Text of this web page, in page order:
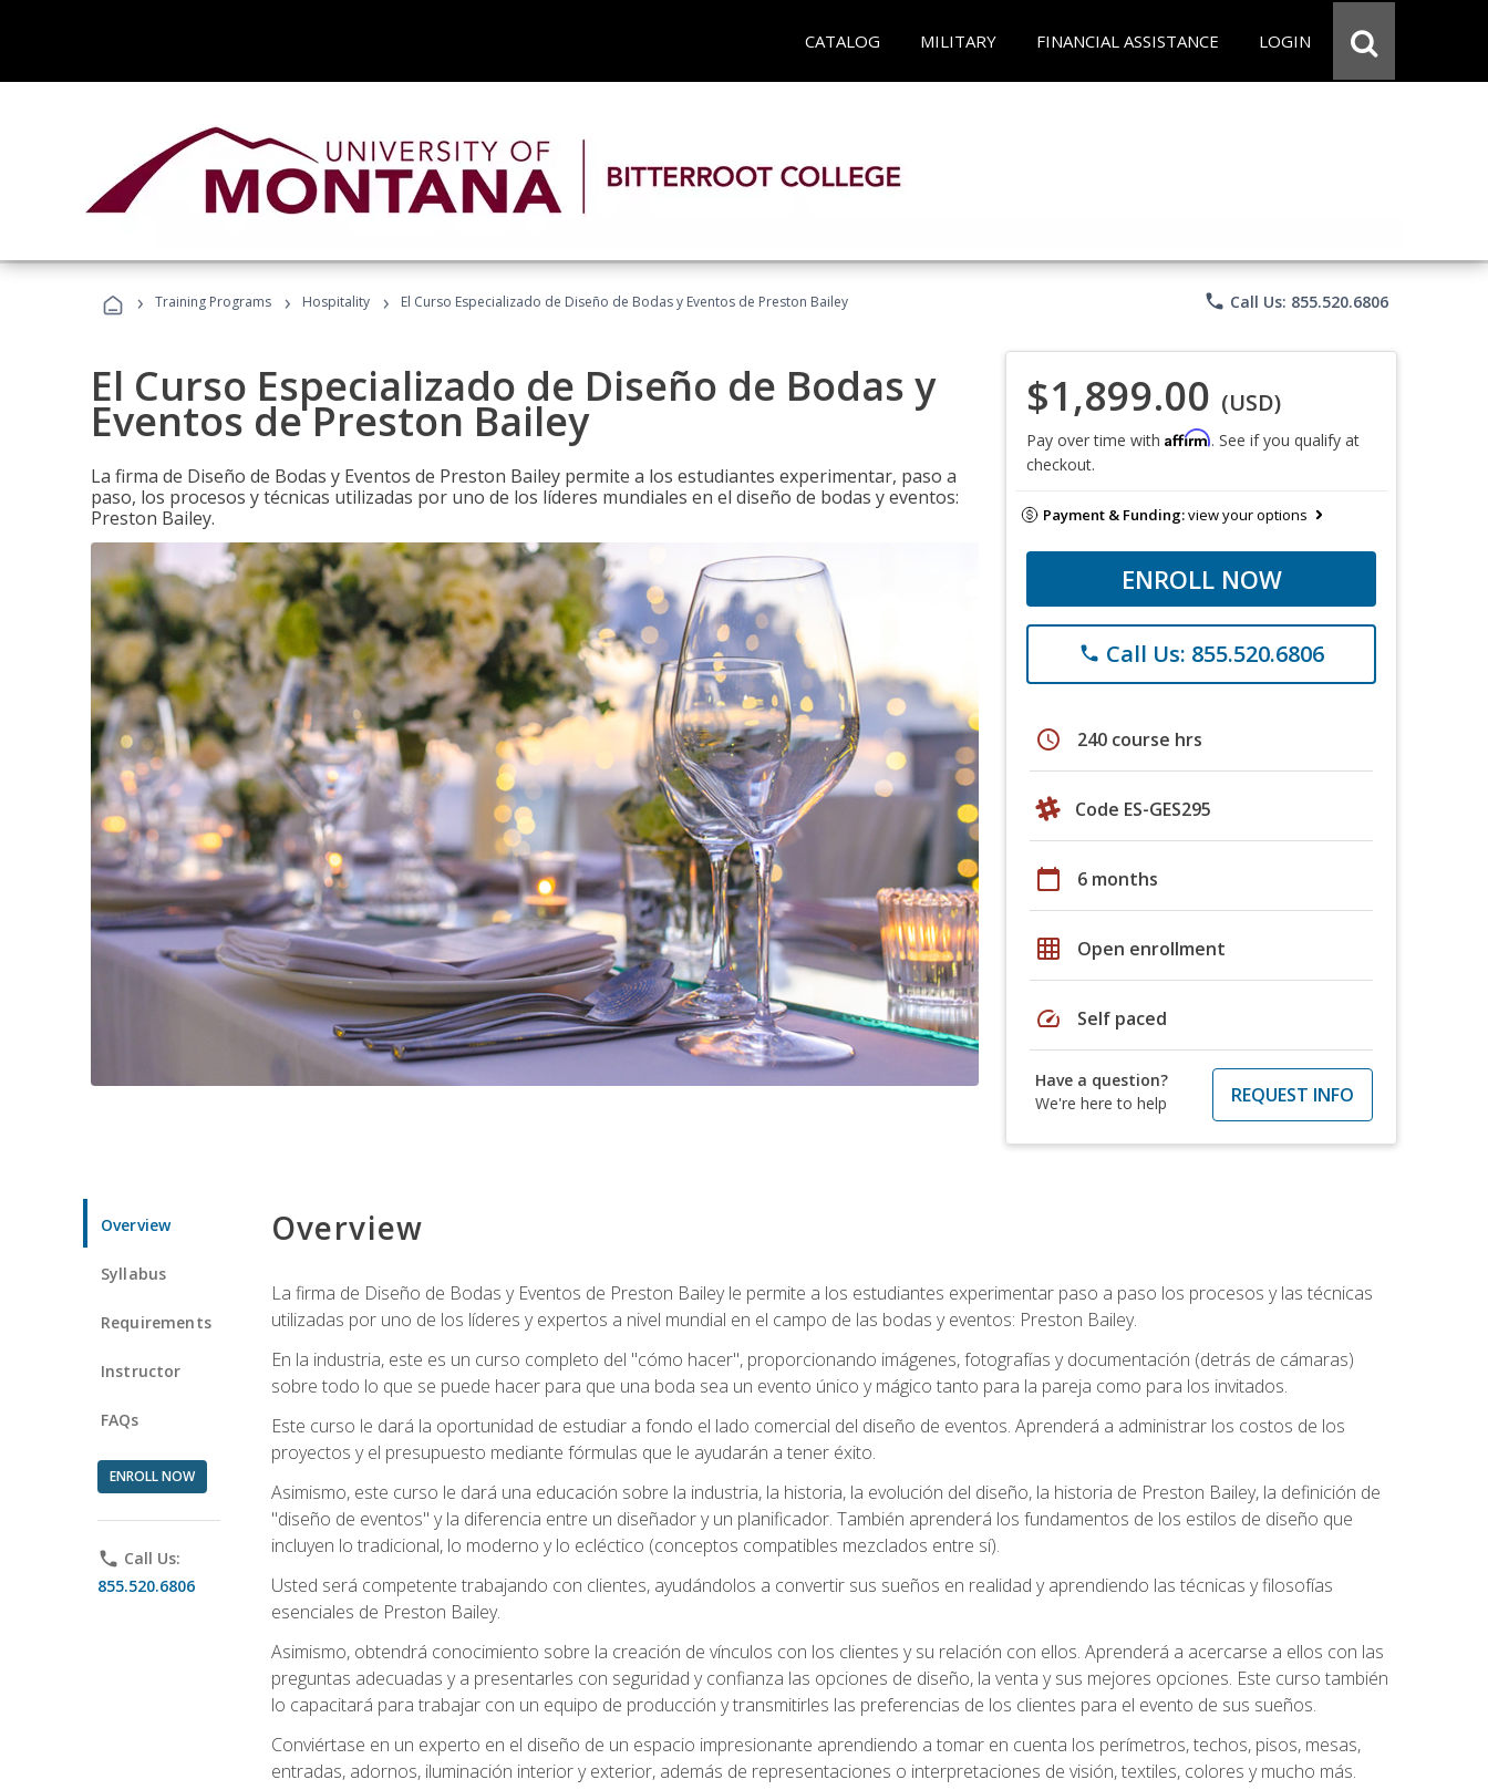
CATALOG MILITARY FINANCIAL ASSISTANCE LOGIN
› Training Programs › Hospitality › El Curso Especializado de Diseño de Bodas y Eventos de Preston Bailey phone Call Us: 855.520.6806
El Curso Especializado de Diseño de Bodas y
Eventos de Preston Bailey
La firma de Diseño de Bodas y Eventos de Preston Bailey permite a los estudiantes experimentar, paso a
paso, los procesos y técnicas utilizadas por uno de los líderes mundiales en el diseño de bodas y eventos:
Preston Bailey.
$1,899.00 (USD)
Pay over time with Affirm. See if you qualify at
checkout.
Payment & Funding:view your options
ENROLL NOW
phone Call Us: 855.520.6806
schedule 240 course hrs
Code ES-GES295
calendar_today 6 months
grid_on Open enrollment
speed Self paced
Have a question?
We're here to help
REQUEST INFO
Overview
Syllabus
Requirements
Instructor
FAQs
ENROLL NOW
phone Call Us:
855.520.6806
Overview
La firma de Diseño de Bodas y Eventos de Preston Bailey le permite a los estudiantes experimentar paso a paso los procesos y las técnicas
utilizadas por uno de los líderes y expertos a nivel mundial en el campo de las bodas y eventos: Preston Bailey.
En la industria, este es un curso completo del "cómo hacer", proporcionando imágenes, fotografías y documentación (detrás de cámaras)
sobre todo lo que se puede hacer para que una boda sea un evento único y mágico tanto para la pareja como para los invitados.
Este curso le dará la oportunidad de estudiar a fondo el lado comercial del diseño de eventos. Aprenderá a administrar los costos de los
proyectos y el presupuesto mediante fórmulas que le ayudarán a tener éxito.
Asimismo, este curso le dará una educación sobre la industria, la historia, la evolución del diseño, la historia de Preston Bailey, la definición de
"diseño de eventos" y la diferencia entre un diseñador y un planificador. También aprenderá los fundamentos de los estilos de diseño que
incluyen lo tradicional, lo moderno y lo ecléctico (conceptos compatibles mezclados entre sí).
Usted será competente trabajando con clientes, ayudándolos a convertir sus sueños en realidad y aprendiendo las técnicas y filosofías
esenciales de Preston Bailey.
Asimismo, obtendrá conocimiento sobre la creación de vínculos con los clientes y su relación con ellos. Aprenderá a acercarse a ellos con las
preguntas adecuadas y a presentarles con seguridad y confianza las opciones de diseño, la venta y sus mejores opciones. Este curso también
lo capacitará para trabajar con un equipo de producción y transmitirles las preferencias de los clientes para el evento de sus sueños.
Conviértase en un experto en el diseño de un espacio impresionante aprendiendo a tomar en cuenta los perímetros, techos, pisos, mesas,
entradas, adornos, iluminación interior y exterior, además de representaciones o interpretaciones de visión, textiles, colores y mucho más.